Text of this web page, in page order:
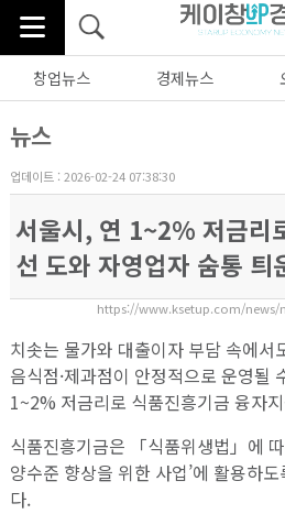
창업뉴스 경제뉴스
뉴스
업데이트 : 2026-02-24 07:38:30
서울시, 연 1~2% 저금리
선 도와 자영업자 숨통 틔
https://www.ksetup.com/news/
치솟는 물가와 대출이자 부담 속에서
음식점·제과점이 안정적으로 운영될
1~2% 저금리로 식품진흥기금 융자
식품진흥기금은 「식품위생법」에
양수준 향상을 위한 사업’에 활용하
다.